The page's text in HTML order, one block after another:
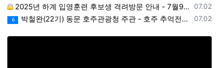
등록일
07.02
2025년 하계 입영훈련 후보생 격려방문 안내 - 7월9일(수)
등록일
07.02
6 박철완(22기) 동문 호주관광청 주관 - 호주 추억전에 한국화 최초 초청 전시회